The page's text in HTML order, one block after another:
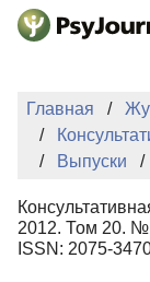
Перейти к
Главная
Выпуски
2012. Том 20.
ISSN: 2075-